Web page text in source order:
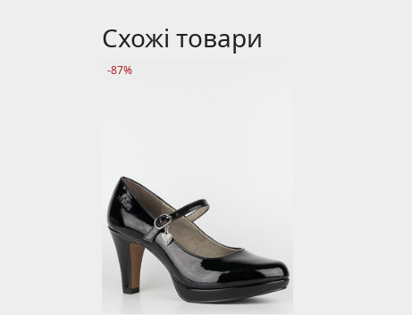
Схожі товари
-87%